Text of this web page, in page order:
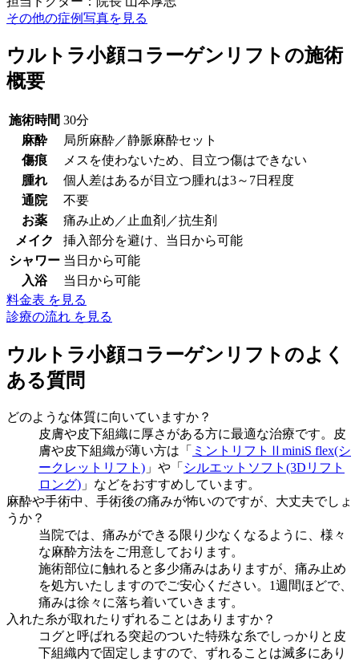
その他の症例写真を見る
ウルトラ小顔コラーゲンリフトの施術
概要
施術時間 30分
麻酔
局所麻酔／静脈麻酔セット
傷痕
メスを使わないため、目立つ傷はできない
腫れ
個人差はあるが目立つ腫れは3～7日程度
通院
不要
お薬
痛み止め／止血剤／抗生剤
メイク
挿入部分を避け、当日から可能
シャワー 当日から可能
入浴
当日から可能
料金表 を見る
診療の流れ を見る
ウルトラ小顔コラーゲンリフトのよく
ある質問
どのような体質に向いていますか？
皮膚や皮下組織に厚さがある方に最適な治療です。皮
膚や皮下組織が薄い方は「 ミントリフトⅡminiS flex(シ
ークレットリフト) 」や「 シルエットソフト(3Dリフト
ロング) 」などをおすすめしています。
麻酔や手術中、手術後の痛みが怖いのですが、大丈夫でしょ
うか？
当院では、痛みができる限り少なくなるように、様々
な麻酔方法をご用意しております。
施術部位に触れると多少痛みはありますが、痛み止め
を処方いたしますのでご安心ください。1週間ほどで、
痛みは徐々に落ち着いていきます。
入れた糸が取れたりずれることはありますか？
コグと呼ばれる突起のついた特殊な糸でしっかりと皮
下組織内で固定しますので、ずれることは滅多にあり